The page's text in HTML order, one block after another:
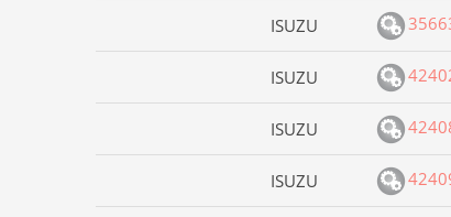
ISUZU
ISUZU
ISUZU
ISUZU